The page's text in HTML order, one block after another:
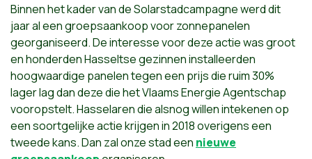
Binnen het kader van de Solarstadcampagne werd dit
jaar al een groepsaankoop voor zonnepanelen
georganiseerd. De interesse voor deze actie was groot
en honderden Hasseltse gezinnen installeerden
hoogwaardige panelen tegen een prijs die ruim 30%
lager lag dan deze die het Vlaams Energie Agentschap
vooropstelt. Hasselaren die alsnog willen intekenen op
een soortgelijke actie krijgen in 2018 overigens een
tweede kans. Dan zal onze stad een nieuwe